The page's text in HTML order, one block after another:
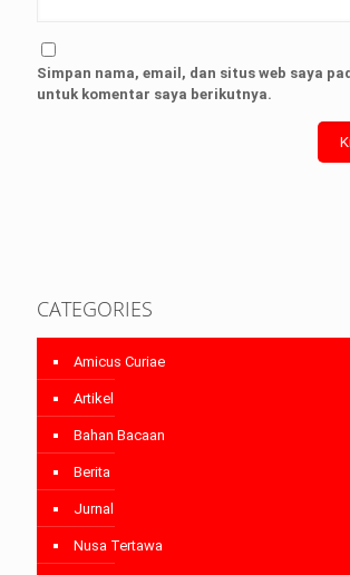
Simpan nama, email, dan situs web saya
untuk komentar saya berikutnya.
CATEGORIES
Amicus Curiae
Artikel
Bahan Bacaan
Berita
Jurnal
Nusa Tertawa